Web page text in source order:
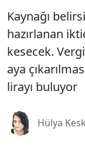
Kaynağı
hazırlanan
kesecek.
aya
lirayı buluyor
Hülya